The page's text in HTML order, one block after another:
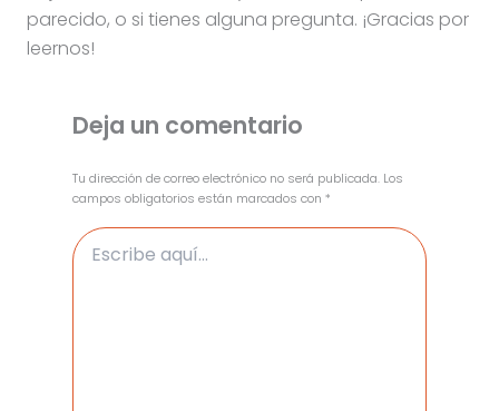
parecido, o si tienes alguna pregunta. ¡Gracias por
leernos!
Deja un comentario
Tu dirección de correo electrónico no será publicada. Los
campos obligatorios están marcados con *
Escribe
aquí...